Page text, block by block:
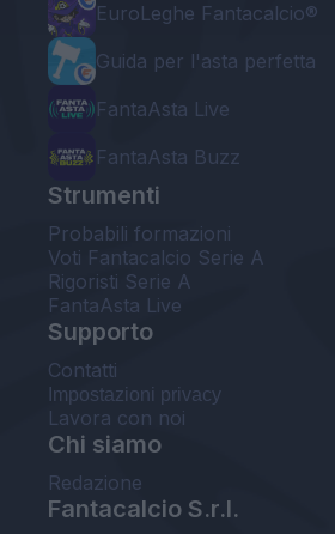
EuroLeghe Fantacalcio®
Guida per l'asta perfetta
FantaAsta Live
FantaAsta Buzz
Strumenti
Probabili formazioni
Voti Fantacalcio Serie A
Rigoristi Serie A
FantaAsta Live
Supporto
Contatti
Impostazioni privacy
Lavora con noi
Chi siamo
Redazione
Fantacalcio S.r.l.